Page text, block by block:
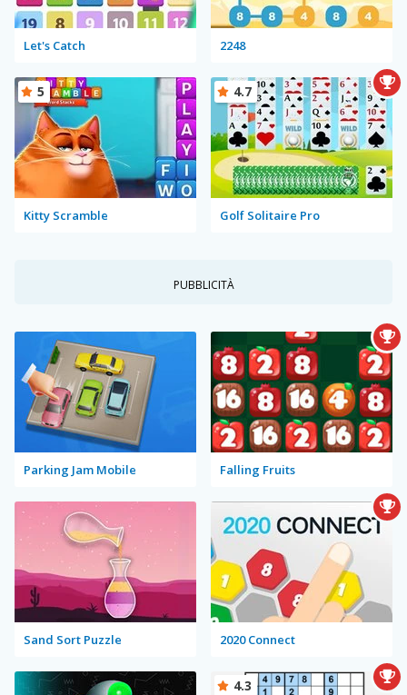
Let's Catch 2248
Kitty Scramble
5
Golf Solitaire Pro
4.7
PUBBLICITÀ
Parking Jam Mobile Falling Fruits
Sand Sort Puzzle 2020 Connect
4.3